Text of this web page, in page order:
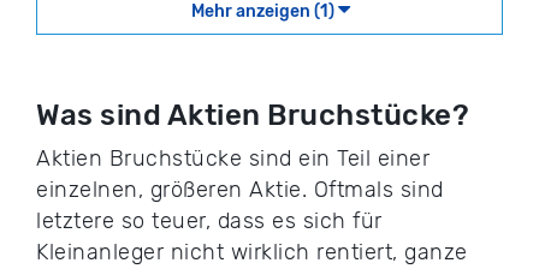
Mehr anzeigen (1)
Was sind Aktien Bruchstücke?
Aktien Bruchstücke sind ein Teil einer
einzelnen, größeren Aktie. Oftmals sind
letztere so teuer, dass es sich für
Kleinanleger nicht wirklich rentiert, ganze